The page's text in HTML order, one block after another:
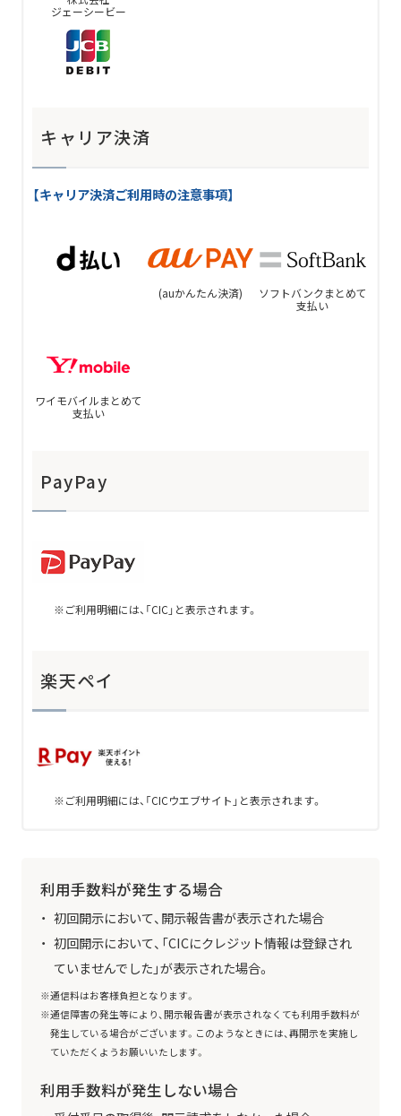
ジェーシービー
キャリア決済
【キャリア決済ご利用時の注意事項】
(auかんたん決済) ソフトバンクまとめて
支払い
ワイモバイルまとめて
支払い
PayPay
ご利用明細には、「CIC」と表示されます。
楽天ペイ
ご利用明細には、「CICウエブサイト」と表示されます。
利用手数料が発生する場合
初回開示において、開示報告書が表示された場合
初回開示において、「CICにクレジット情報は登録され
ていませんでした」が表示された場合。
通信料はお客様負担となります。
通信障害の発生等により、開示報告書が表示されなくても利用手数料が
発生している場合がございます。このようなときには、再開示を実施し
ていただくようお願いいたします。
利用手数料が発生しない場合